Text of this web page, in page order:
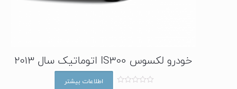
خودرو لکسوس IS300 اتوماتیک سال 2013
اطلاعات بیشتر